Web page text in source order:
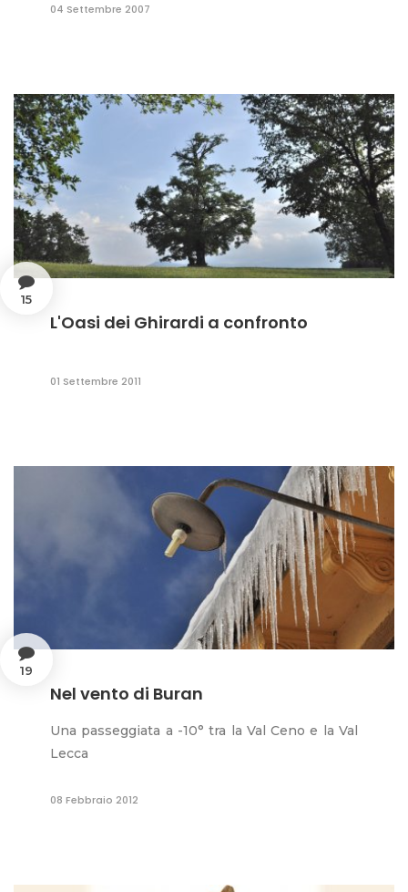
04 Settembre 2007
15
L'Oasi dei Ghirardi a confronto
01 Settembre 2011
19
Nel vento di Buran
Una passeggiata a -10° tra la Val Ceno e la Val
Lecca
08 Febbraio 2012